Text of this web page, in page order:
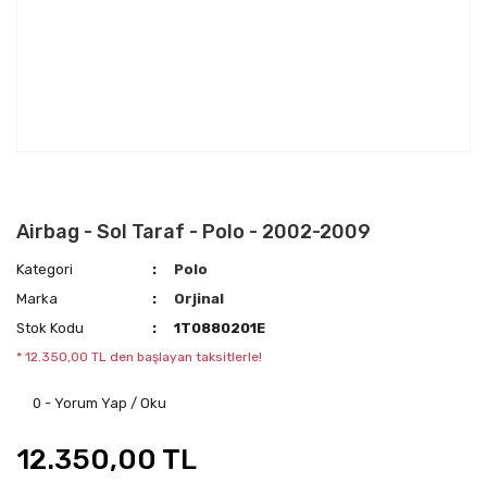
Airbag - Sol Taraf - Polo - 2002-2009
Kategori
Polo
Marka
Orjinal
Stok Kodu
1T0880201E
* 12.350,00 TL den başlayan taksitlerle!
0 - Yorum Yap / Oku
12.350,00 TL